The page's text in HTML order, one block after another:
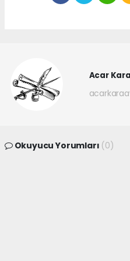
Acar
Okuyucu Yorumları (0)